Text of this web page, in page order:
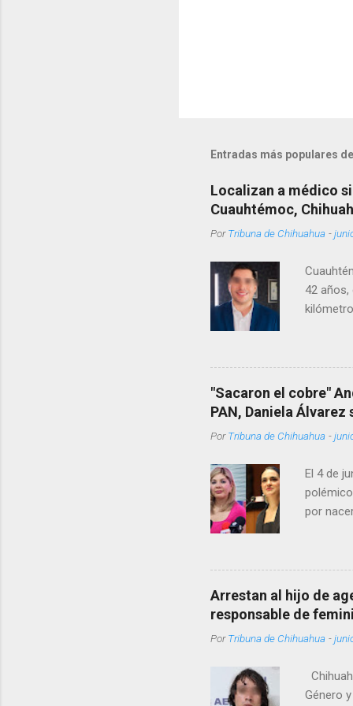
Entradas más populares
Localizan a médico
Cuauhtémoc,
PorTribuna de Chihuahua -
42 años,
Rotario
"Sacaron el cobre"
PAN, Daniela
PorTribuna de Chihuahua -
El 4 de
por
¿Qué tal
tendrá
favor,
han sido
Arrestan al hijo de
responsable de
PorTribuna de Chihuahua -
Género